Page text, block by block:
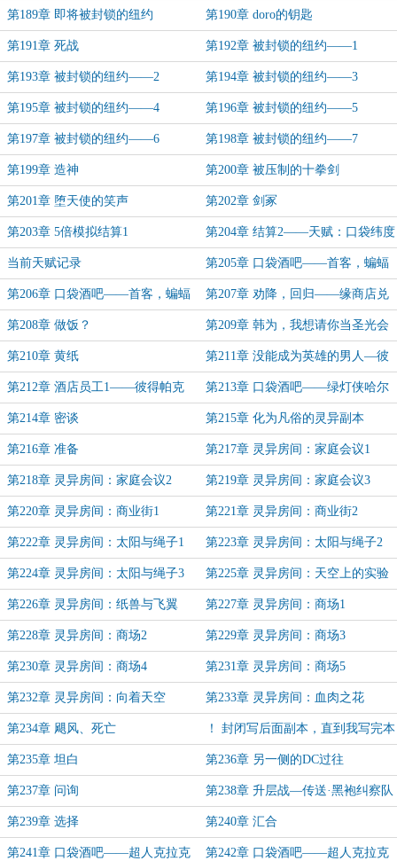
第189章 即将被封锁的纽约 第190章 doro的钥匙
第191章 死战 第192章 被封锁的纽约——1
第193章 被封锁的纽约——2 第194章 被封锁的纽约——3
第195章 被封锁的纽约——4 第196章 被封锁的纽约——5
第197章 被封锁的纽约——6 第198章 被封锁的纽约——7
第199章 造神 第200章 被压制的十拳剑
第201章 堕天使的笑声 第202章 剑冢
第203章 5倍模拟结算1 第204章 结算2——天赋：口袋纬度
酒吧
当前天赋记录 第205章 口袋酒吧——首客，蝙蝠
侠 其一
第206章 口袋酒吧——首客，蝙蝠
侠 其二
第207章 劝降，回归——缘商店兑
换内容
第208章 做饭？ 第209章 韩为，我想请你当圣光会
副会长 ?
第210章 黄纸 第211章 没能成为英雄的男人—彼
得帕克
第212章 酒店员工1——彼得帕克 第213章 口袋酒吧——绿灯侠哈尔
的告诫
第214章 密谈 第215章 化为凡俗的灵异副本
第216章 准备 第217章 灵异房间：家庭会议1
第218章 灵异房间：家庭会议2 第219章 灵异房间：家庭会议3
第220章 灵异房间：商业街1 第221章 灵异房间：商业街2
第222章 灵异房间：太阳与绳子1 第223章 灵异房间：太阳与绳子2
第224章 灵异房间：太阳与绳子3 第225章 灵异房间：天空上的实验
第226章 灵异房间：纸兽与飞翼 第227章 灵异房间：商场1
第228章 灵异房间：商场2 第229章 灵异房间：商场3
第230章 灵异房间：商场4 第231章 灵异房间：商场5
第232章 灵异房间：向着天空 第233章 灵异房间：血肉之花
第234章 飓风、死亡 ！ 封闭写后面副本，直到我写完本
（写完一个副本，就发一个）
第235章 坦白 第236章 另一侧的DC过往
第237章 问询 第238章 升层战—传送·黑袍纠察队
第239章 选择 第240章 汇合
第241章 口袋酒吧——超人克拉克 第242章 口袋酒吧——超人克拉克